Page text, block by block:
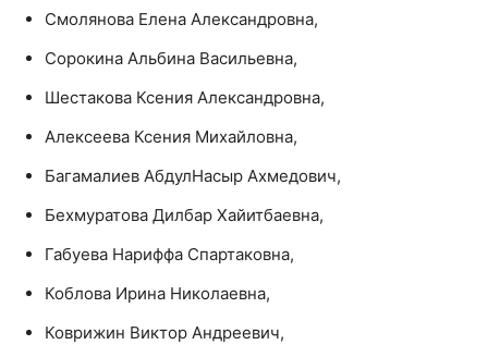
Смолянова Елена Александровна,
Сорокина Альбина Васильевна,
Шестакова Ксения Александровна,
Алексеева Ксения Михайловна,
Багамалиев АбдулНасыр Ахмедович,
Бехмуратова Дилбар Хайитбаевна,
Габуева Нариффа Спартаковна,
Коблова Ирина Николаевна,
Коврижин Виктор Андреевич,